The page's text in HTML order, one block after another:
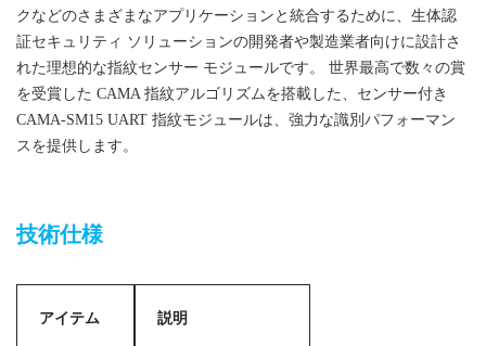
クなどのさまざまなアプリケーションと統合するために、生体認
証セキュリティ ソリューションの開発者や製造業者向けに設計さ
れた理想的な指紋センサー モジュールです。 世界最高で数々の賞
を受賞した CAMA 指紋アルゴリズムを搭載した、センサー付き
CAMA-SM15 UART 指紋モジュールは、強力な識別パフォーマン
スを提供します。
技術仕様
アイテム 説明